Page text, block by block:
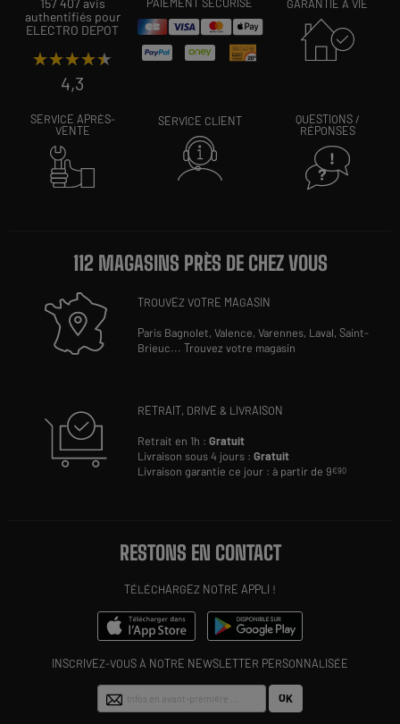
authentifiés pour
ELECTRO DEPOT
★★★★★
★★★★★
4,3
GARANTIE À VIE
SERVICE APRÈS-
VENTE
SERVICE CLIENT
QUESTIONS /
RÉPONSES
112 MAGASINS PRÈS DE CHEZ VOUS
TROUVEZ VOTRE MAGASIN
Paris Bagnolet,Valence,Varennes, Laval,Saint-
Brieuc...Trouvez votre magasin
RETRAIT, DRIVE & LIVRAISON
Retrait en 1h :Gratuit
Livraison sous 4 jours :Gratuit
Livraison garantie ce jour : à partir de 9€90
RESTONS EN CONTACT
TÉLÉCHARGEZ NOTRE APPLI !
INSCRIVEZ-VOUS À NOTRE NEWSLETTER PERSONNALISÉE
OK